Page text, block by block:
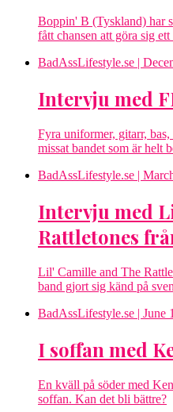
Boppin' B (Tyskland) har
fått chansen att göra sig
BadAssLifestyle.se |
Intervju med
Fyra uniformer, gitarr,
missat bandet som är helt
BadAssLifestyle.se |
Intervju med
Rattletones
Lil' Camille and The
band gjort sig känd på
BadAssLifestyle.se | June
I soffan med
En kväll på söder med
soffan. Kan det bli bättre?